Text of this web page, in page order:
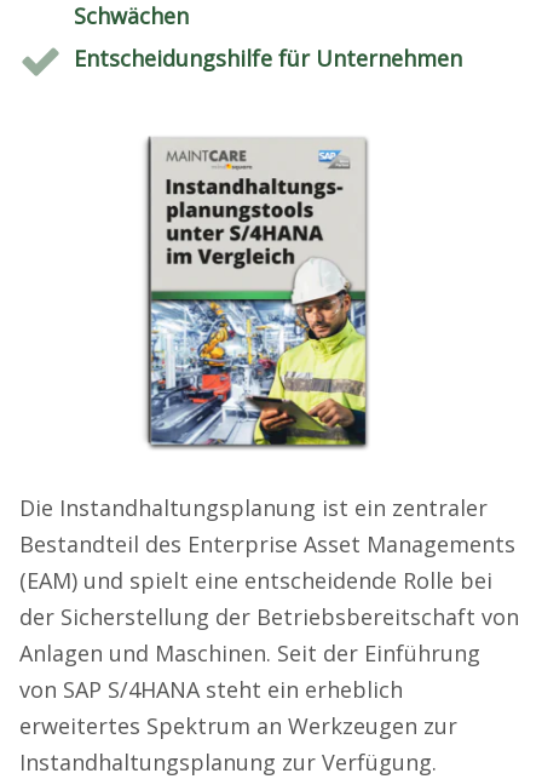
Schwächen
Entscheidungshilfe für Unternehmen
Die Instandhaltungsplanung ist ein zentraler
Bestandteil des Enterprise Asset Managements
(EAM) und spielt eine entscheidende Rolle bei
der Sicherstellung der Betriebsbereitschaft von
Anlagen und Maschinen. Seit der Einführung
von SAP S/4HANA steht ein erheblich
erweitertes Spektrum an Werkzeugen zur
Instandhaltungsplanung zur Verfügung.